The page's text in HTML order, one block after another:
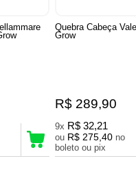
Quebra Cabeça
Grow
R$ 289,90
9x R$ 32,21
ou R$ 275,40 no
boleto ou pix